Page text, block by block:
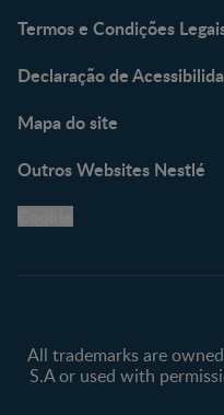
Termos e Condições
Declaração de
Mapa do site
Outros Websites Nestlé
All trademarks are
S.A or used with